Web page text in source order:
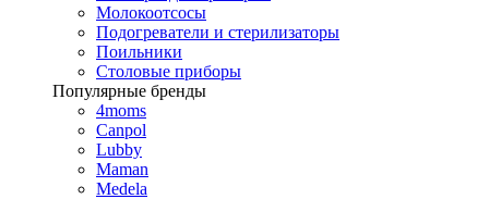
Молокоотсосы
Подогреватели и стерилизаторы
Поильники
Столовые приборы
Популярные бренды
4moms
Canpol
Lubby
Maman
Medela